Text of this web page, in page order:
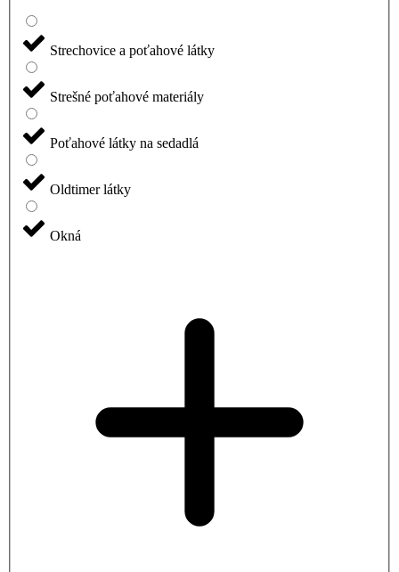
Strechovice a poťahové látky
Strešné poťahové materiály
Poťahové látky na sedadlá
Oldtimer látky
Okná